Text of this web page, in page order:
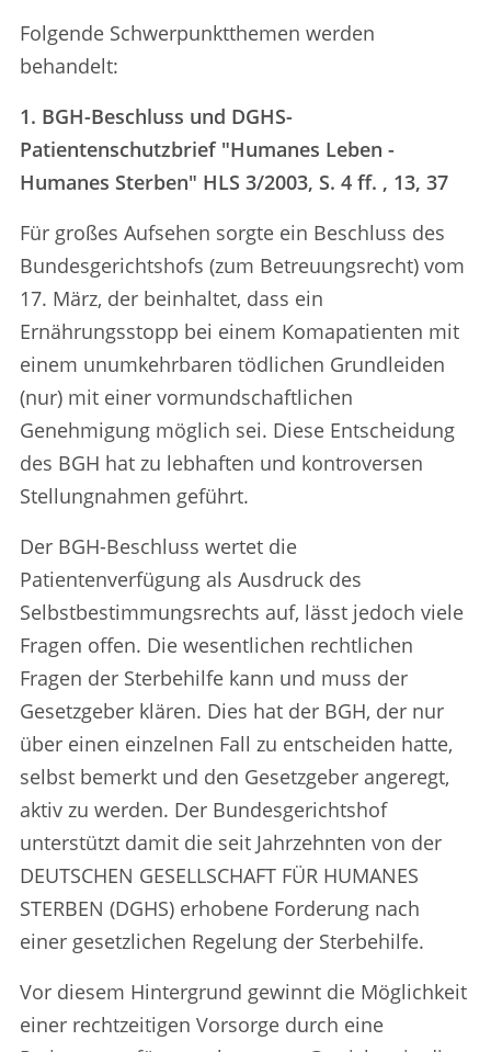
Folgende Schwerpunktthemen werden
behandelt:
1. BGH-Beschluss und DGHS-
Patientenschutzbrief "Humanes Leben -
Humanes Sterben" HLS 3/2003, S. 4 ff. , 13, 37
Für großes Aufsehen sorgte ein Beschluss des
Bundesgerichtshofs (zum Betreuungsrecht) vom
17. März, der beinhaltet, dass ein
Ernährungsstopp bei einem Komapatienten mit
einem unumkehrbaren tödlichen Grundleiden
(nur) mit einer vormundschaftlichen
Genehmigung möglich sei. Diese Entscheidung
des BGH hat zu lebhaften und kontroversen
Stellungnahmen geführt.
Der BGH-Beschluss wertet die
Patientenverfügung als Ausdruck des
Selbstbestimmungsrechts auf, lässt jedoch viele
Fragen offen. Die wesentlichen rechtlichen
Fragen der Sterbehilfe kann und muss der
Gesetzgeber klären. Dies hat der BGH, der nur
über einen einzelnen Fall zu entscheiden hatte,
selbst bemerkt und den Gesetzgeber angeregt,
aktiv zu werden. Der Bundesgerichtshof
unterstützt damit die seit Jahrzehnten von der
DEUTSCHEN GESELLSCHAFT FÜR HUMANES
STERBEN (DGHS) erhobene Forderung nach
einer gesetzlichen Regelung der Sterbehilfe.
Vor diesem Hintergrund gewinnt die Möglichkeit
einer rechtzeitigen Vorsorge durch eine